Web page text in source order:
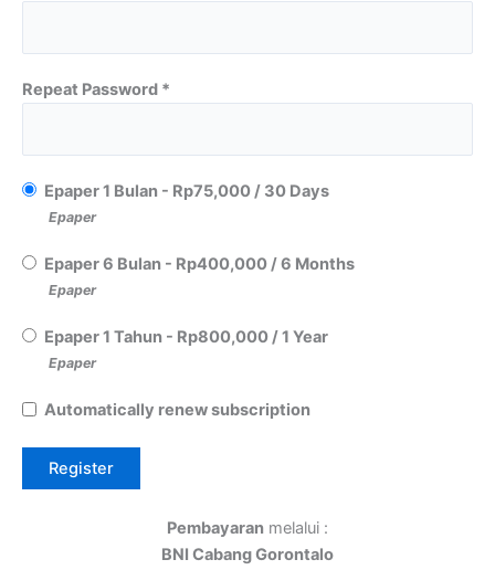
Repeat Password *
Epaper 1 Bulan - Rp75,000/ 30 Days
Epaper
Epaper 6 Bulan - Rp400,000/6 Months
Epaper
Epaper 1 Tahun - Rp800,000/1 Year
Epaper
Automatically renew subscription
Pembayaran melalui :
BNI Cabang Gorontalo